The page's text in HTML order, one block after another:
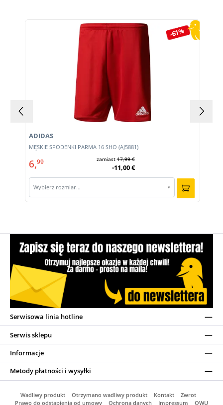
Pomiń galerię produktów
-61%
MĘSKIE SPODENKI PARMA 16 SHO (AJ5881)
ADIDAS
6,99 zamiast17,99 €
-11,00 €
Wybierz rozmiar… ▾
Serwisowa linia hotline
Serwis sklepu
Informacje
Metody płatności i wysyłki
Wadliwy produkt Otrzymano wadliwy produkt Kontakt
Zwrot
Prawo do odstąpienia od umowy
Ochrona danych Impressum OWU